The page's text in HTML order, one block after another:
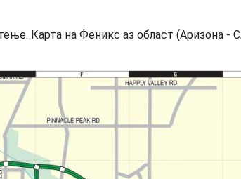
Карта на Феникс аз област (Аризона -